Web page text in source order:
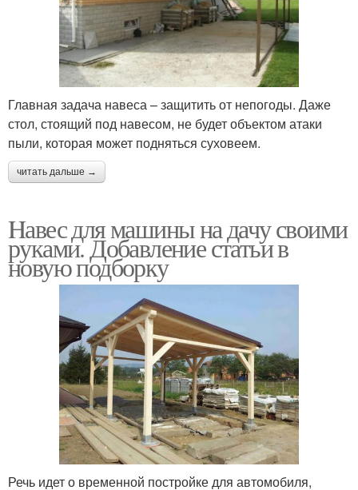
Главная задача навеса – защитить от непогоды. Даже
стол, стоящий под навесом, не будет объектом атаки
пыли, которая может подняться суховеем.
читать дальше →
Hавес для машины на дачу своими
руками. Добавление статьи в
новую подборку
Речь идет о временной постройке для автомобиля,